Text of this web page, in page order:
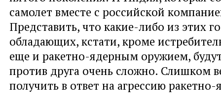
самолет вместе с российской
Представить, что какие-либо из этих
обладающих, кстати, кроме
еще и ракетно-ядерным оружием, будут
против друга очень сложно. Слишком
получить в ответ на агрессию